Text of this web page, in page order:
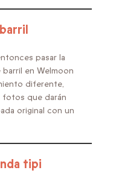
pasar la
en Welmoon
diferente,
que darán
original con un
tipi